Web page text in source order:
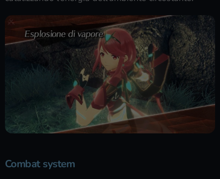
Combat system